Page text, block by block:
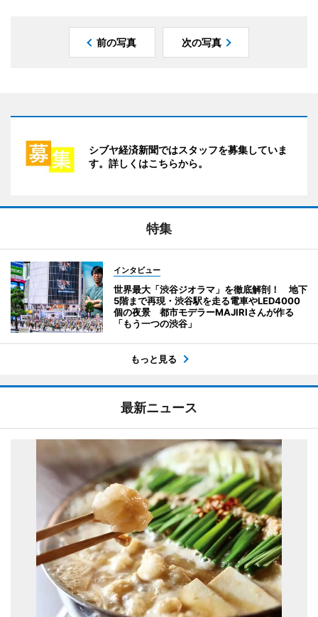
前の写真 次の写真
シブヤ経済新聞ではスタッフを募集していま
す。詳しくはこちらから。
特集
インタビュー
世界最大「渋谷ジオラマ」を徹底解剖！ 地下
5階まで再現・渋谷駅を走る電車やLED4000
個の夜景 都市モデラーMAJIRIさんが作る
「もう一つの渋谷」
もっと見る
最新ニュース